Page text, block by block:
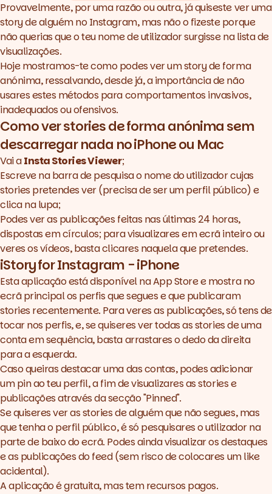
Provavelmente, por uma razão ou outra, já quiseste ver uma
storyde alguém no Instagram, mas não o fizeste porque
não querias que o teu nome de utilizador surgisse na lista de
visualizações.
Hoje mostramos-te como podes ver umstoryde forma
anónima, ressalvando, desde já, a importância de não
usares estes métodos para comportamentos invasivos,
inadequados ou ofensivos.
Como verstoriesde forma anónima sem
descarregar nada no iPhone ou Mac
Vai aInsta Stories Viewer;
Escreve na barra de pesquisa o nome do utilizador cujas
storiespretendes ver (precisa de ser um perfil público) e
clica na lupa;
Podes ver as publicações feitas nas últimas 24 horas,
dispostas em círculos; para visualizares em ecrã inteiro ou
veres os vídeos, basta clicares naquela que pretendes.
iStory for Instagram - iPhone
Esta aplicação está disponível na App Storee mostra no
ecrã principal os perfis que segues e que publicaram
storiesrecentemente. Para veres as publicações, só tens de
tocar nos perfis, e, se quiseres ver todas asstoriesde uma
conta em sequência, basta arrastares o dedo da direita
para a esquerda.
Caso queiras destacar uma das contas, podes adicionar
umpinao teu perfil, a fim de visualizares asstoriese
publicações através da secção "Pinned".
Se quiseres ver asstoriesde alguém que não segues, mas
que tenha o perfil público, é só pesquisares o utilizador na
parte de baixo do ecrã. Podes ainda visualizar os destaques
e as publicações dofeed(sem risco de colocares umlike
acidental).
A aplicação é gratuita, mas tem recursos pagos.